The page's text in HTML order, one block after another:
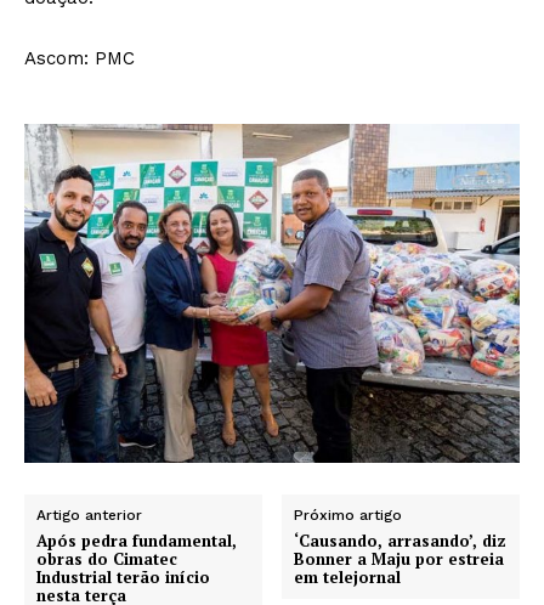
Ascom: PMC
Artigo anterior
Após pedra fundamental,
obras do Cimatec
Industrial terão início
nesta terça
Próximo artigo
‘Causando, arrasando’, diz
Bonner a Maju por estreia
em telejornal